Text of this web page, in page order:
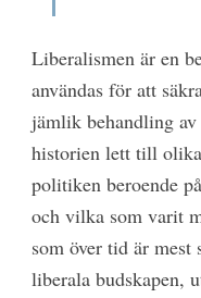
Liberalismen är en
användas för att
jämlik behandling
historien lett till
politiken beroende
och vilka som varit
som över tid är mest
liberala budskapen,